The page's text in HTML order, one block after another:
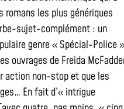
romans les plus génériques
sujet-complément : un
genre « Spécial-Police
ouvrages de Freida
action non-stop et que les
En fait d’« intrigue